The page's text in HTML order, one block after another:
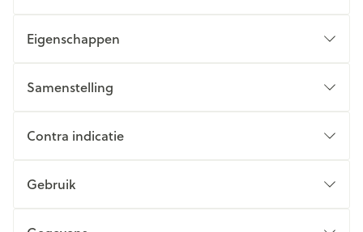
Eigenschappen
Samenstelling
Contra indicatie
Gebruik